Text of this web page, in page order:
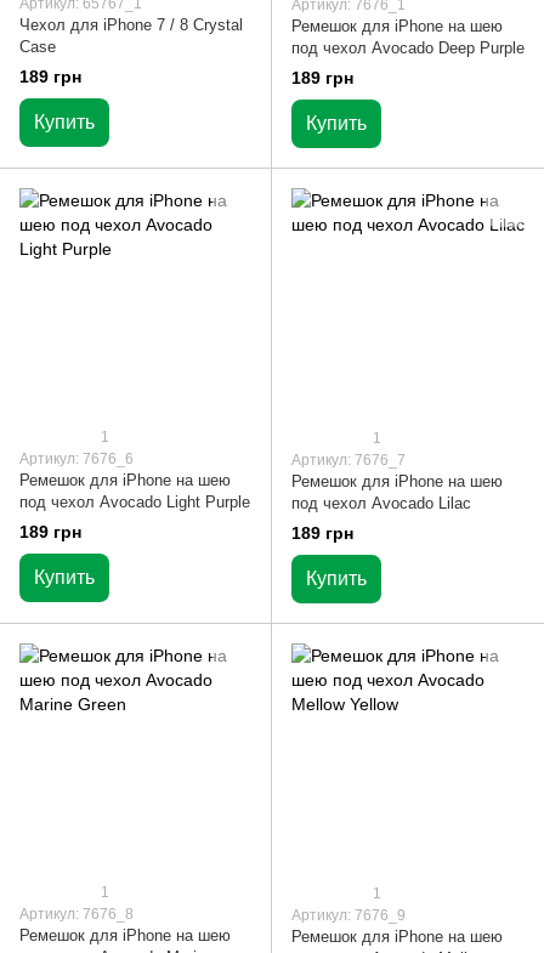
Чехол для iPhone 7 / 8 Crystal
Case
189 грн
Купить
Артикул: 7676_1
Ремешок для iPhone на шею
под чехол Avocado Deep Purple
189 грн
Купить
1
Артикул: 7676_6
Ремешок для iPhone на шею
под чехол Avocado Light Purple
189 грн
Купить
1
Артикул: 7676_7
Ремешок для iPhone на шею
под чехол Avocado Lilac
189 грн
Купить
1
Артикул: 7676_8
Ремешок для iPhone на шею
1
Артикул: 7676_9
Ремешок для iPhone на шею